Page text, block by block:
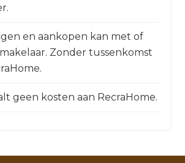
en aankopen kan met of
Zonder tussenkomst
geen kosten aan RecraHome.